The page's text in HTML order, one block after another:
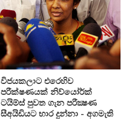
විජයකලාට එරෙහිව
පරීක්‌ෂණයක්‌ නිව්යෝර්ක්‌
ටයිම්ස්‌ පුවත ගැන පරීක්‍ෂණ
සීඅයිඩියට භාර දුන්නා - අගමැති